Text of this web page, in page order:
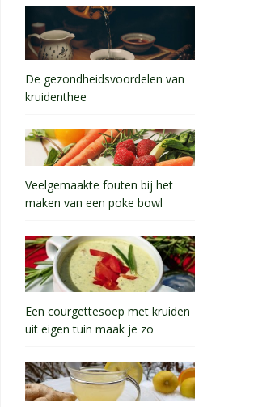
De gezondheidsvoordelen van
kruidenthee
Veelgemaakte fouten bij het
maken van een poke bowl
Een courgettesoep met kruiden
uit eigen tuin maak je zo